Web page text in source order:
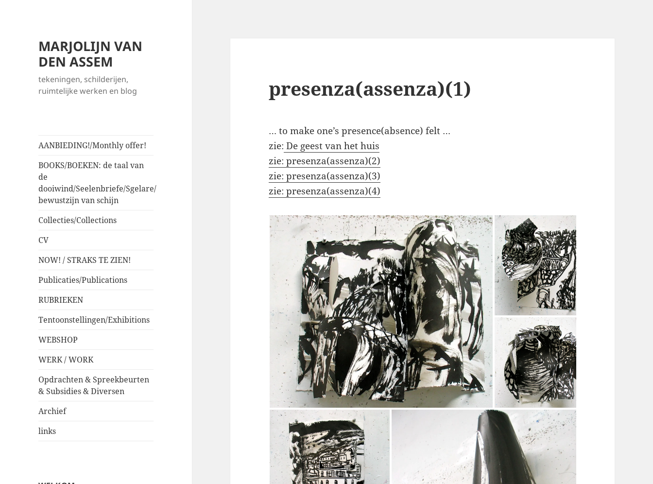
MARJOLIJN VAN
DEN ASSEM
tekeningen, schilderijen,
ruimtelijke werken en blog
AANBIEDING!/Monthly offer!
BOOKS/BOEKEN: de taal van
de
dooiwind/Seelenbriefe/Sgelare/
bewustzijn van schijn
Collecties/Collections
CV
NOW! / STRAKS TE ZIEN!
Publicaties/Publications
RUBRIEKEN
Tentoonstellingen/Exhibitions
WEBSHOP
WERK / WORK
Opdrachten & Spreekbeurten
& Subsidies & Diversen
Archief
links
presenza(assenza)(1)
… to make one’s presence(absence) felt …
zie: De geest van het huis
zie:presenza(assenza)(2)
zie:presenza(assenza)(3)
zie: presenza(assenza)(4)